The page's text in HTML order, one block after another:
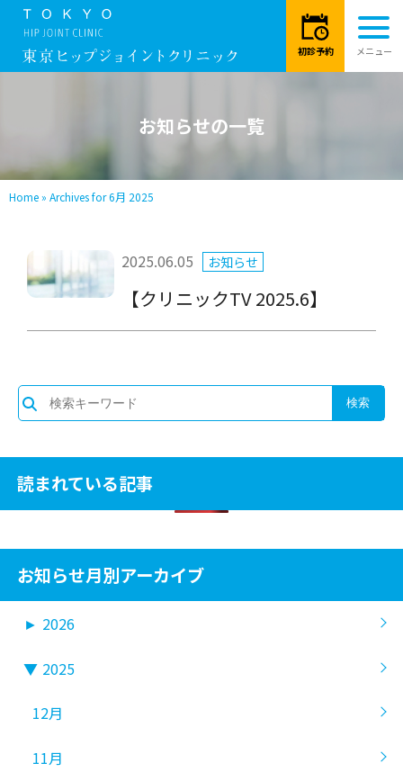
お知らせの一覧
Home» Archives for 6月 2025
2025.06.05 お知らせ
【クリニックTV 2025.6】
読まれている記事
お知らせ月別アーカイブ
► 2026
▼ 2025
12月
11月